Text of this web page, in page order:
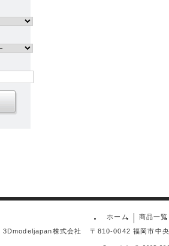
ホーム
商品一覧
3Dmodeljapan株式会社
〒810-0042 福岡市